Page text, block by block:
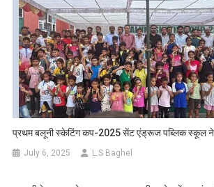
प्रथम बलूनी स्केटिंग कप-2025 सेंट एंड्रूज पब्लिक स्कूल ने
July 6, 2025 L.S Baghel